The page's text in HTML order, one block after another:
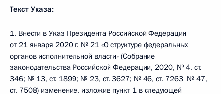
Текст Указа:
1. Внести в Указ Президента Российской Федерации
от 21 января 2020 г. № 21 «О структуре федеральных
органов исполнительной власти» (Собрание
законодательства Российской Федерации, 2020, № 4, ст.
346; № 13, ст. 1899; № 23, ст. 3627; № 46, ст. 7263; № 47,
ст. 7508) изменение, изложив пункт 1 в следующей